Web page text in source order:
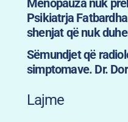
Psikiatrja
shenjat që nuk
Sëmundjet që
simptomave. Dr.
Lajme